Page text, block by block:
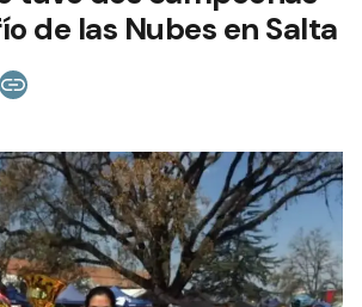
de las Nubes en Salta